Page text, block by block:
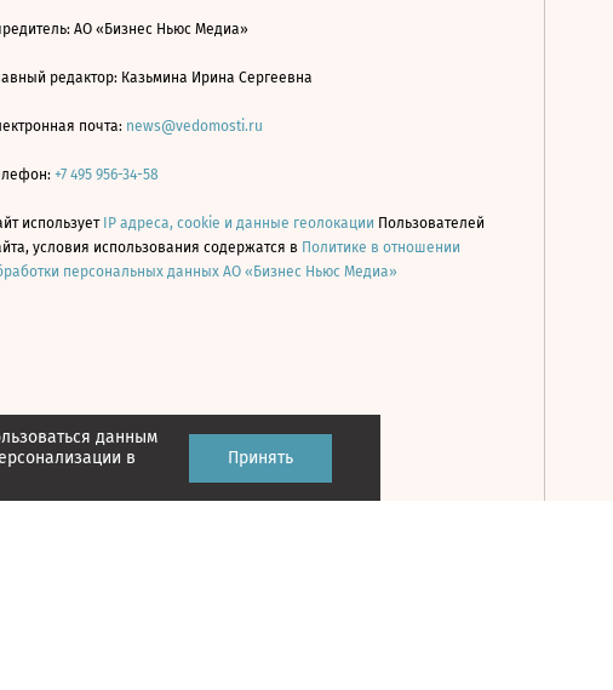
данным
в
Принять
АО «Бизнес Ньюс Медиа»
редактор: Казьмина Ирина Сергеевна
почта: news@vedomosti.ru
+7 495 956-34-58
использует IP адреса, cookie и данные геолокации Пользователей
условия использования содержатся в Политике в отношении
персональных данных АО «Бизнес Ньюс Медиа»